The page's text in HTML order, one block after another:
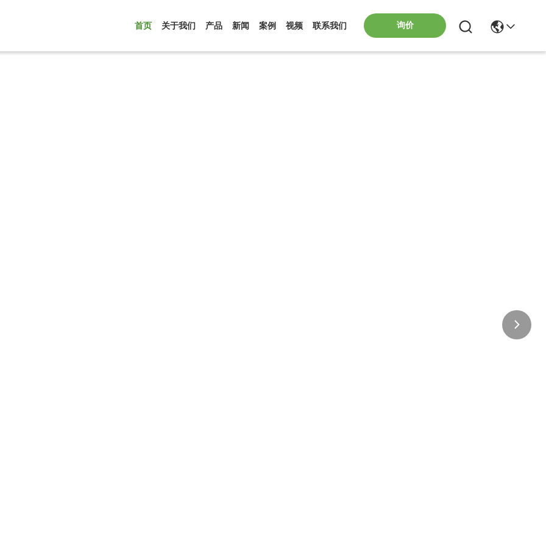
首页 关于我们 产品 新闻 案例 视频 联系我们 询价